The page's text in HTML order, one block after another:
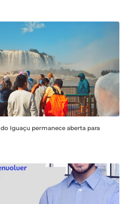
do Iguaçu permanece aberta para